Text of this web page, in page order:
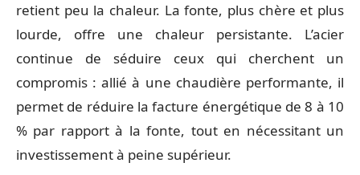
retient peu la chaleur. La fonte, plus chère et plus
lourde, offre une chaleur persistante. L’acier
continue de séduire ceux qui cherchent un
compromis : allié à une chaudière performante, il
permet de réduire la facture énergétique de 8 à 10
% par rapport à la fonte, tout en nécessitant un
investissement à peine supérieur.